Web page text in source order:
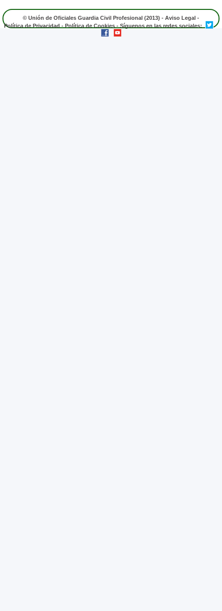
© Unión de Oficiales Guardia Civil Profesional (2013) - Aviso Legal -
Política de Privacidad - Política de Cookies - Síguenos en las redes sociales: